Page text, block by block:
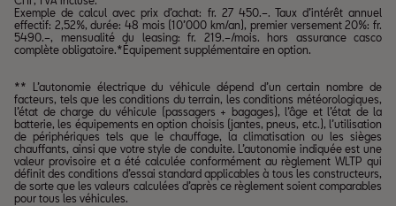
Exemple de calcul avec prix d’achat: fr. 27 450.–. Taux d’intérêt annuel
effectif: 2,52%, durée: 48 mois (10’000 km/an), premier versement 20%: fr.
5490.–, mensualité du leasing: fr. 219.–/mois. hors assurance casco
complète obligatoire.*Équipement supplémentaire en option.
** L’autonomie électrique du véhicule dépend d’un certain nombre de
facteurs, tels que les conditions du terrain, les conditions météorologiques,
l’état de charge du véhicule (passagers + bagages), l’âge et l’état de la
batterie, les équipements en option choisis (jantes, pneus, etc.), l’utilisation
de périphériques tels que le chauffage, la climatisation ou les sièges
chauffants, ainsi que votre style de conduite. L’autonomie indiquée est une
valeur provisoire et a été calculée conformément au règlement WLTP qui
définit des conditions d’essai standard applicables à tous les constructeurs,
de sorte que les valeurs calculées d’après ce règlement soient comparables
pour tous les véhicules.